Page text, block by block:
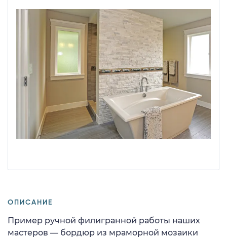
ОПИСАНИЕ
Пример ручной филигранной работы наших
мастеров — бордюр из мраморной мозаики